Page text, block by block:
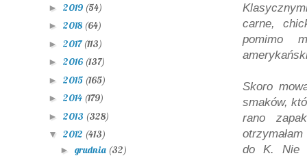
carne,
pomimo
Skoro
smaków,
rano
do K. Nie
► 2019 (54)
► 2018 (64)
► 2017(113)
► 2016 (137)
► 2015 (165)
► 2014 (179)
► 2013 (328)
▼ 2012 (413)
► grudnia (32)